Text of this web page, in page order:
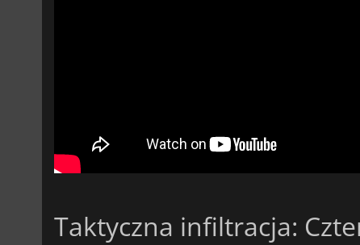
Taktyczna infiltracja: